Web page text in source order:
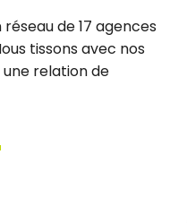
de 17 agences
tissons avec nos
relation de